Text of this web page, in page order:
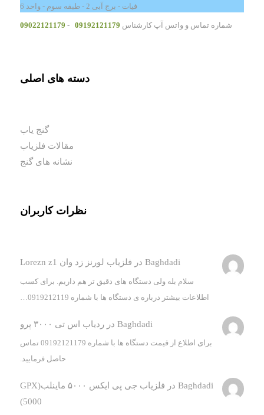
فیات - برج آبی 2 - طبقه سوم - واحد 6
شماره تماس و واتس آپ کارشناس 09192121179
-
09022121179
دسته های اصلی
گنج یاب
مقالات فلزیاب
نشانه های گنج
نظرات کاربران
Baghdadi در فلزیاب لورنز زد وان Lorezn z1
سلام بله ولی دستگاه های دقیق تر هم داریم. برای کسب
اطلاعات بیشتر درباره ی دستگاه ها با شماره 0919212119…
Baghdadi درردیاب اس تی ۳۰۰۰ پرو
برای اطلاع از قیمت دستگاه ها با شماره 09192121179 تماس
حاصل فرمایید.
Baghdadi در
فلزیاب جی پی ایکس ۵۰۰۰ ماینلب(GPX
5000)